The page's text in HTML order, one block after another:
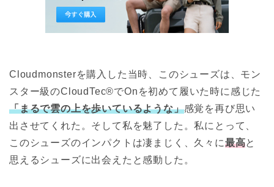
Cloudmonsterを購入した当時、このシューズは、モン
スター級のCloudTec®でOnを初めて履いた時に感じた
「まるで雲の上を歩いているような」感覚を再び思い
出させてくれた。そして私を魅了した。私にとって、
このシューズのインパクトは凄まじく、久々に最高と
思えるシューズに出会えたと感動した。